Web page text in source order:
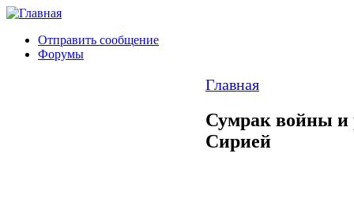
Отправить сообщение
Форумы
Главная
Сумрак войны и
Сирией